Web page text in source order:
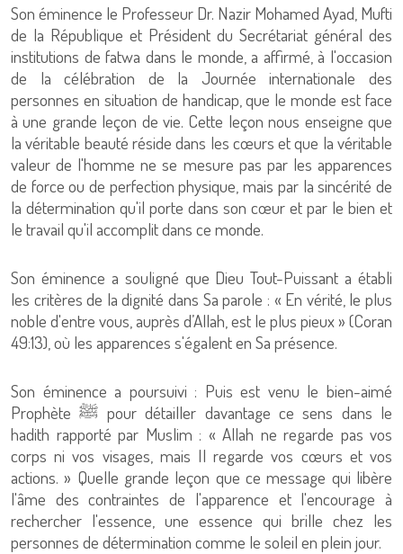
Son éminence le Professeur Dr. Nazir Mohamed Ayad, Mufti
de la République et Président du Secrétariat général des
institutions de fatwa dans le monde, a affirmé, à l'occasion
de la célébration de la Journée internationale des
personnes en situation de handicap, que le monde est face
à une grande leçon de vie. Cette leçon nous enseigne que
la véritable beauté réside dans les cœurs et que la véritable
valeur de l'homme ne se mesure pas par les apparences
de force ou de perfection physique, mais par la sincérité de
la détermination qu'il porte dans son cœur et par le bien et
le travail qu'il accomplit dans ce monde.
Son éminence a souligné que Dieu Tout-Puissant a établi
les critères de la dignité dans Sa parole : « En vérité, le plus
noble d'entre vous, auprès d’Allah, est le plus pieux » (Coran
49:13), où les apparences s'égalent en Sa présence.
Son éminence a poursuivi : Puis est venu le bien-aimé
Prophète ﷺ pour détailler davantage ce sens dans le
hadith rapporté par Muslim : « Allah ne regarde pas vos
corps ni vos visages, mais Il regarde vos cœurs et vos
actions. » Quelle grande leçon que ce message qui libère
l'âme des contraintes de l'apparence et l'encourage à
rechercher l'essence, une essence qui brille chez les
personnes de détermination comme le soleil en plein jour.